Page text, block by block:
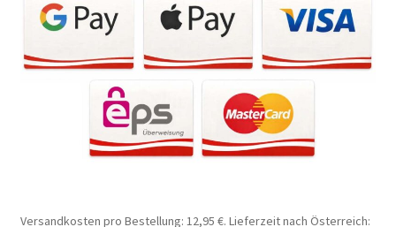
Versandkosten pro Bestellung: 12,95 €. Lieferzeit nach Österreich: